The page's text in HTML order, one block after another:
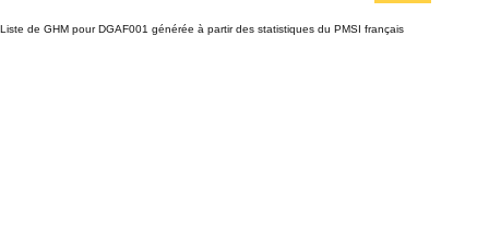
Liste de GHM pour DGAF001 générée à partir des statistiques du PMSI français